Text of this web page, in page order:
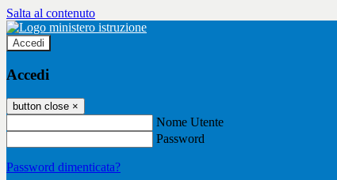
Salta al contenuto
Accedi
Accedi
button close ×
Nome Utente
Password
Password dimenticata?